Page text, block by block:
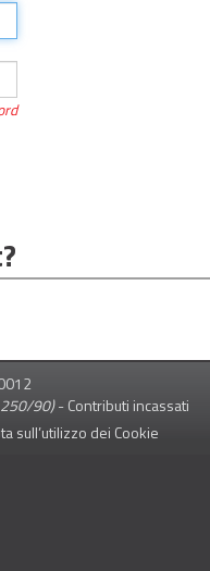
90)-Contributi incassati
sull’utilizzo dei Cookie